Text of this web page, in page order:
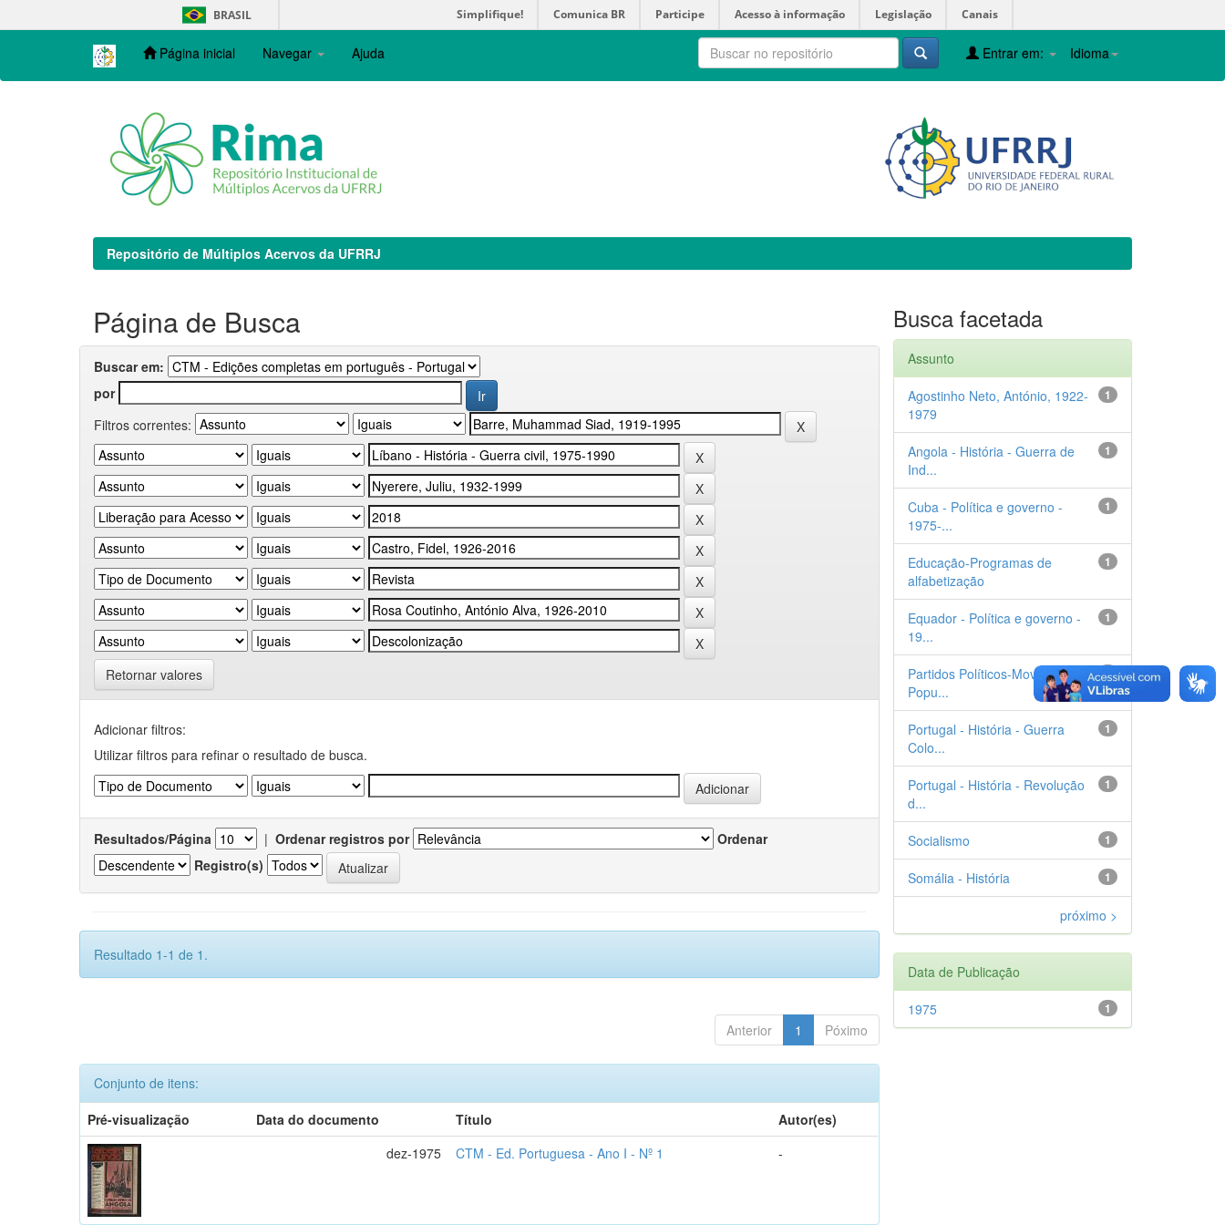
navigation
BRASIL Simplifique! Comunica BR Participe Acesso à informação Legislação Canais
Página inicial Navegar Ajuda Idioma
Entrar em:
Repositório de Múltiplos Acervos da UFRRJ
Página de Busca
Buscar em:
por
Filtros correntes:
Retornar valores
Adicionar filtros:
Utilizar filtros para refinar o resultado de busca.
Resultados/Página | Ordenar registros por
Ordenar
Registro(s)
Resultado 1-1 de 1.
Anterior 1 Póximo
Conjunto de itens:
Pré-visualização
Data do documento Título
Autor(es)
dez-1975
CTM - Ed. Portuguesa - Ano I - Nº 1 -
Busca facetada
Assunto
1
Agostinho Neto, António, 1922-
1979
1
Angola - História - Guerra de
Ind...
1
Cuba - Política e governo -
1975-...
1
Educação-Programas de
alfabetização
1
Equador - Política e governo -
19...
1
Partidos Políticos-Movimento
Popu...
1
Portugal - História - Guerra
Colo...
1
Portugal - História - Revolução
d...
1
Socialismo
1
Somália - História
próximo >
Data de Publicação
1
1975